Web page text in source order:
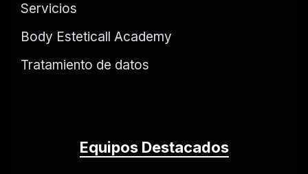
Servicios
Body Esteticall Academy
Tratamiento de datos
Equipos Destacados